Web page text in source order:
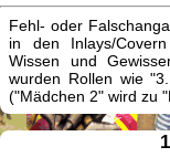
Fehl- oder
in den Inlays/
Wissen und
wurden Rollen wie
("Mädchen 2" wird zu